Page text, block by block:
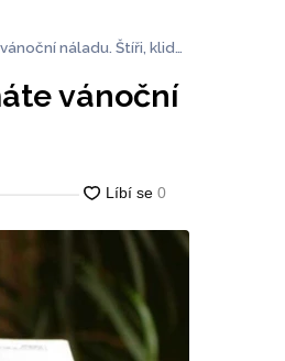
náladu. Štíři, klidn
vánoční